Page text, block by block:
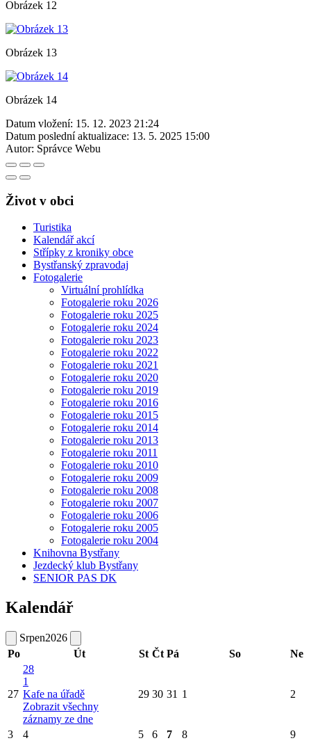
Obrázek 12
Obrázek 13
Obrázek 14
Datum vložení: 15. 12. 2023 21:24
Datum poslední aktualizace: 13. 5. 2025 15:00
Autor: Správce Webu
Život v obci
Turistika
Kalendář akcí
Střípky z kroniky obce
Bystřanský zpravodaj
Fotogalerie
Virtuální prohlídka
Fotogalerie roku 2026
Fotogalerie roku 2025
Fotogalerie roku 2024
Fotogalerie roku 2023
Fotogalerie roku 2022
Fotogalerie roku 2021
Fotogalerie roku 2020
Fotogalerie roku 2019
Fotogalerie roku 2016
Fotogalerie roku 2015
Fotogalerie roku 2014
Fotogalerie roku 2013
Fotogalerie roku 2011
Fotogalerie roku 2010
Fotogalerie roku 2009
Fotogalerie roku 2008
Fotogalerie roku 2007
Fotogalerie roku 2006
Fotogalerie roku 2005
Fotogalerie roku 2004
Knihovna Bystřany
Jezdecký klub Bystřany
SENIOR PAS DK
Kalendář
Srpen2026
Po
Út St Čt Pá So Ne
27
28
1
Kafe na úřadě
Zobrazit všechny
záznamy ze dne
29 30 31 1 2
3 4 5 6 7 8 9